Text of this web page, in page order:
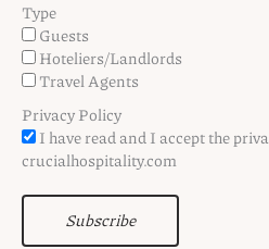
Type
Guests
Hoteliers/Landlords
Travel Agents
Privacy Policy
I have read and I accept the
crucialhospitality.com
Subscribe